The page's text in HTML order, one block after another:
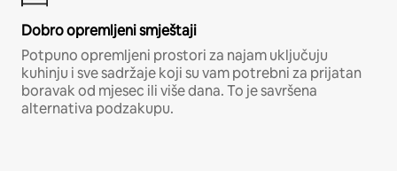
Dobro opremljeni smještaji
Potpuno opremljeni prostori za najam uključuju
kuhinju i sve sadržaje koji su vam potrebni za prijatan
boravak od mjesec ili više dana. To je savršena
alternativa podzakupu.